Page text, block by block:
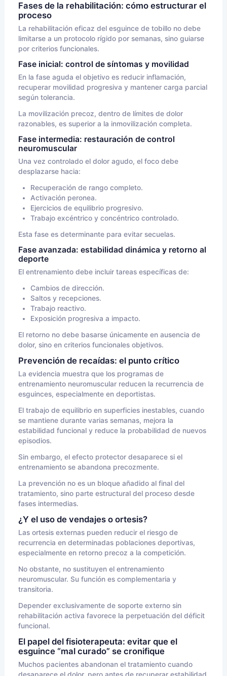
Fases de la rehabilitación: cómo estructurar el
proceso
La rehabilitación eficaz del esguince de tobillo no debe
limitarse a un protocolo rígido por semanas, sino guiarse
por criterios funcionales.
Fase inicial: control de síntomas y movilidad
En la fase aguda el objetivo es reducir inflamación,
recuperar movilidad progresiva y mantener carga parcial
según tolerancia.
La movilización precoz, dentro de límites de dolor
razonables, es superior a la inmovilización completa.
Fase intermedia: restauración de control
neuromuscular
Una vez controlado el dolor agudo, el foco debe
desplazarse hacia:
Recuperación de rango completo.
Activación peronea.
Ejercicios de equilibrio progresivo.
Trabajo excéntrico y concéntrico controlado.
Esta fase es determinante para evitar secuelas.
Fase avanzada: estabilidad dinámica y retorno al
deporte
El entrenamiento debe incluir tareas específicas de:
Cambios de dirección.
Saltos y recepciones.
Trabajo reactivo.
Exposición progresiva a impacto.
El retorno no debe basarse únicamente en ausencia de
dolor, sino en criterios funcionales objetivos.
Prevención de recaídas: el punto crítico
La evidencia muestra que los programas de
entrenamiento neuromuscular reducen la recurrencia de
esguinces, especialmente en deportistas.
El trabajo de equilibrio en superficies inestables, cuando
se mantiene durante varias semanas, mejora la
estabilidad funcional y reduce la probabilidad de nuevos
episodios.
Sin embargo, el efecto protector desaparece si el
entrenamiento se abandona precozmente.
La prevención no es un bloque añadido al final del
tratamiento, sino parte estructural del proceso desde
fases intermedias.
¿Y el uso de vendajes o ortesis?
Las ortesis externas pueden reducir el riesgo de
recurrencia en determinadas poblaciones deportivas,
especialmente en retorno precoz a la competición.
No obstante, no sustituyen el entrenamiento
neuromuscular. Su función es complementaria y
transitoria.
Depender exclusivamente de soporte externo sin
rehabilitación activa favorece la perpetuación del déficit
funcional.
El papel del fisioterapeuta: evitar que el
esguince “mal curado” se cronifique
Muchos pacientes abandonan el tratamiento cuando